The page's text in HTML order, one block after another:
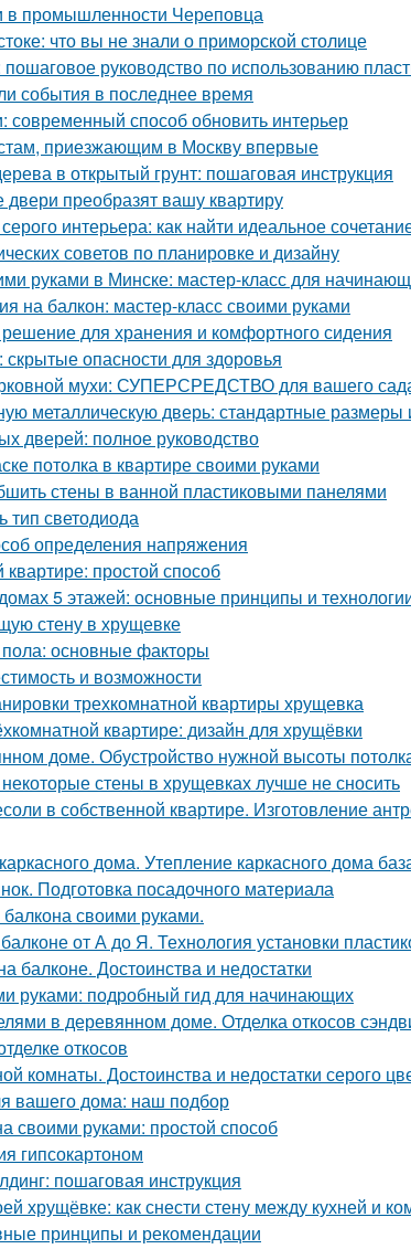
в промышленности Череповца
что вы не знали о приморской столице
руководство по использованию
события в последнее время
современный способ обновить интерьер
приезжающим в Москву впервые
в открытый грунт: пошаговая инструкция
преобразят вашу квартиру
интерьера: как найти идеальное
советов по планировке и дизайну
руками в Минске: мастер-класс для
на балкон: мастер-класс своими руками
для хранения и комфортного сидения
опасности для здоровья
мухи: СУПЕРСРЕДСТВО для вашего
металлическую дверь: стандартные размеры
дверей: полное руководство
потолка в квартире своими руками
стены в ванной пластиковыми панелями
тип светодиода
определения напряжения
простой способ
5 этажей: основные принципы и
стену в хрущевке
основные факторы
и возможности
трехкомнатной квартиры хрущевка
квартире: дизайн для хрущёвки
доме. Обустройство нужной высоты
стены в хрущевках лучше не сносить
в собственной квартире. Изготовление
дома. Утепление каркасного дома
Подготовка посадочного материала
своими руками.
от А до Я. Технология установки
балконе. Достоинства и недостатки
руками: подробный гид для начинающих
в деревянном доме. Отделка откосов
откосов
комнаты. Достоинства и недостатки серого
вашего дома: наш подбор
своими руками: простой способ
гипсокартоном
пошаговая инструкция
хрущёвке: как снести стену между кухней и
принципы и рекомендации